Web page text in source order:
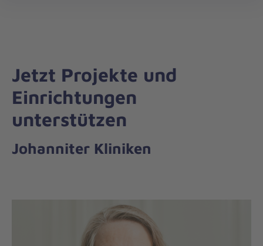
Jetzt Projekte und
Einrichtungen
unterstützen
Johanniter Kliniken